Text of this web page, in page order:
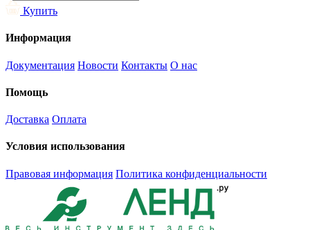
Купить
Информация
Документация Новости Контакты О нас
Помощь
Доставка Оплата
Условия использования
Правовая информация Политика конфиденциальности